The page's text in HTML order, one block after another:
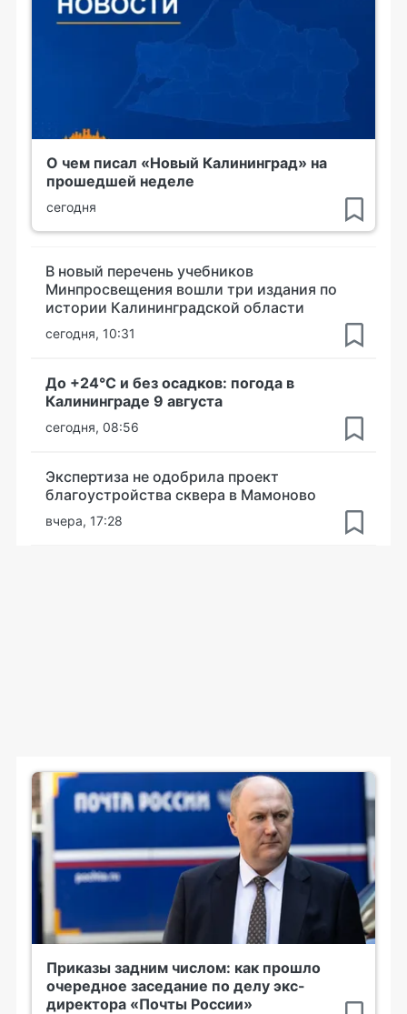
О чем писал «Новый Калининград» на
прошедшей неделе
сегодня
В новый перечень учебников
Минпросвещения вошли три издания по
истории Калининградской области
сегодня, 10:31
До +24°С и без осадков: погода в
Калининграде 9 августа
сегодня, 08:56
Экспертиза не одобрила проект
благоустройства сквера в Мамоново
вчера, 17:28
Приказы задним числом: как прошло
очередное заседание по делу экс-
директора «Почты России»